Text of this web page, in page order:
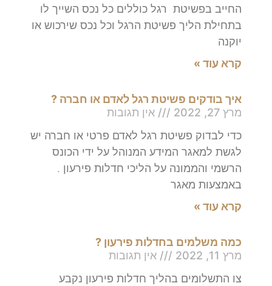
החייב בפשיטת רגל כוללים כל נכס השייך לו
בתחילת הליך פשיטת הרגל וכל נכס שירכוש או
יוקנה
קרא עוד »
איך בודקים פשיטת רגל לאדם או חברה ?
מרץ 27, 2022
אין תגובות
כדי לבדוק פשיטת רגל לאדם פרטי או חברה יש
לגשת למאגר המידע המנוהל על ידי הכונס
הרשמי והממונה על הליכי חדלות פירעון .
באמצעות מאגר
קרא עוד »
כמה משלמים בחדלות פירעון ?
מרץ 11, 2022
אין תגובות
צו התשלומים בהליך חדלות פירעון נקבע